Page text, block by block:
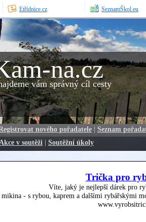
Etřídnice.cz SeznamŠkol.eu
na.cz
vám správný cíl cesty
nového pořadatele | Seznam
Akce v soutěži | Soutěžní úkoly
Trička pro
Víte, jaký je nejlepší dárek pro
- s rybou, kaprem a dalšími rybářskými